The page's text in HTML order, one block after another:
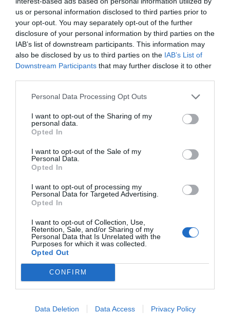
us or personal information disclosed to third parties prior to
your opt-out. You may separately opt-out of the further
disclosure of your personal information by third parties on the
IAB’s list of downstream participants. This information may
also be disclosed by us to third parties on the IAB’s List of
Downstream Participants that may further disclose it to other
Personal Data Processing Opt Outs
I want to opt-out of the Sharing of my
personal data.
Opted In
I want to opt-out of the Sale of my
Personal Data.
Opted In
I want to opt-out of processing my
Personal Data for Targeted Advertising.
Opted In
I want to opt-out of Collection, Use,
Retention, Sale, and/or Sharing of my
Personal Data that Is Unrelated with the
Purposes for which it was collected.
Opted Out
CONFIRM
Data Deletion Data Access Privacy Policy
Índex 2P
NWSL
Añadir2Playbookcomo fuente preferida de Google
de forma gratuita
Mantente informado con las últimas noticias de actualidad.
ACTIVAR AHORA
Compartir
Imprimir
Publicidad
2Playbook Club